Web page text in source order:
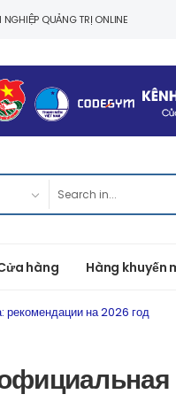
QUẢNG TRỊ ONLINE
hàng Hàng khuyến
рекомендации на 2026 год